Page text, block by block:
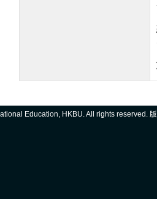
Education, HKBU. All rights reserved.